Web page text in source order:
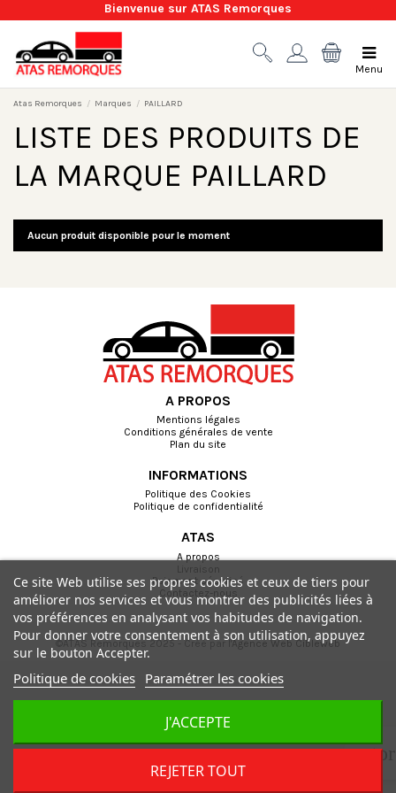
Bienvenue sur ATAS Remorques
Menu
Atas Remorques Marques PAILLARD
LISTE DES PRODUITS DE
LA MARQUE PAILLARD
Aucun produit disponible pour le moment
A PROPOS
Mentions légales
Conditions générales de vente
Plan du site
INFORMATIONS
Politique des Cookies
Politique de confidentialité
ATAS
A propos
Livraison
Paiement sécurisé
Contactez-nous
Ce site Web utilise ses propres cookies et ceux de tiers pour
améliorer nos services et vous montrer des publicités liées à
vos préférences en analysant vos habitudes de navigation.
Pour donner votre consentement à son utilisation, appuyez
sur le bouton Accepter.
Politique de cookies Paramétrer les cookies
REJETER TOUT
J'ACCEPTE
©ATAS Remorques 2025 - Créé par l'Agence Web Cibleweb